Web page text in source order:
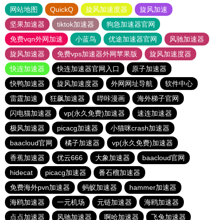
网站地图 QuickQ 旋风加速度器
旋风加速
坚果加速器
tiktok加速器
狗急加速器官网
免费vqn外网加速
小蓝鸟 优途加速器官网
风驰加速器
旋风加速器
免费vps加速器外网苹果版
旋风加速度器
快连加速器
快连加速器官网入口
原子加速器
快鸭加速器
旋风加速度器 外网网址导航
软件中心
雷霆加速
狂飙加速器 哔咔漫画
海外梯子官网
闪电猫加速器
vp(永久免费)加速器
速连加速器
极风加速器
picacg加速器
小猫咪crash加速器
baacloud官网
橘子加速器
vp(永久免费)加速器
香蕉加速器
优云666 大象加速器
baacloud官网
hidecat
picacg加速器
番石榴加速器
免费海外pvn加速器
蚂蚁加速器
hammer加速器
海鸥加速器
一元机场 元链加速器
海鸥加速器
点点加速器
风驰加速器 啊哈加速器 飞兔加速器